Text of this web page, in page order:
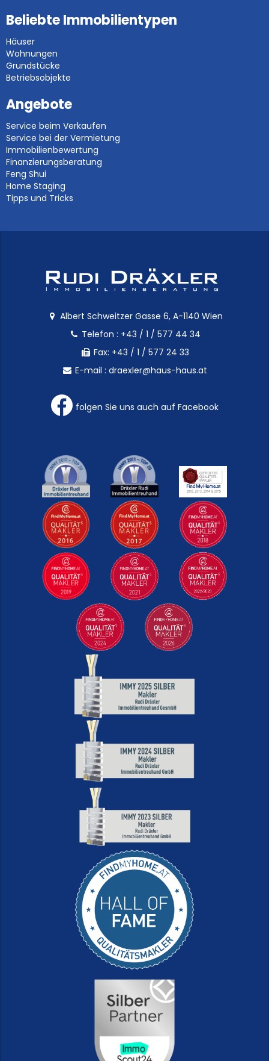
Beliebte Immobilientypen
Häuser
Wohnungen
Grundstücke
Betriebsobjekte
Angebote
Service beim Verkaufen
Service bei der Vermietung
Immobilienbewertung
Finanzierungsberatung
Feng Shui
Home Staging
Tipps und Tricks
Albert Schweitzer Gasse 6, A-1140 Wien
Telefon : +43 / 1 / 577 44 34
Fax: +43 / 1 / 577 24 33
E-mail : draexler@haus-haus.at
folgen Sie uns auch auf Facebook